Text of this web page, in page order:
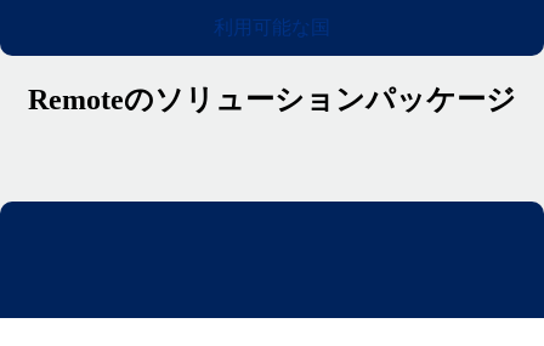
利用可能な国
Remoteのソリューションパッケージ